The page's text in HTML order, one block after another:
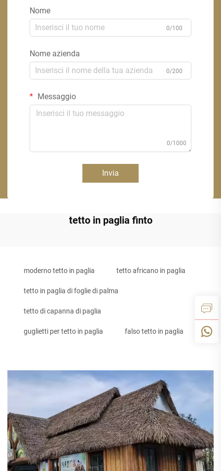
Nome
0/100
Nome azienda
0/200
Messaggio
0/1000
Invia
tetto in paglia finto
moderno tetto in paglia tetto africano in paglia
tetto in paglia di foglie di palma
tetto di capanna di paglia
guglietti per tetto in paglia falso tetto in paglia